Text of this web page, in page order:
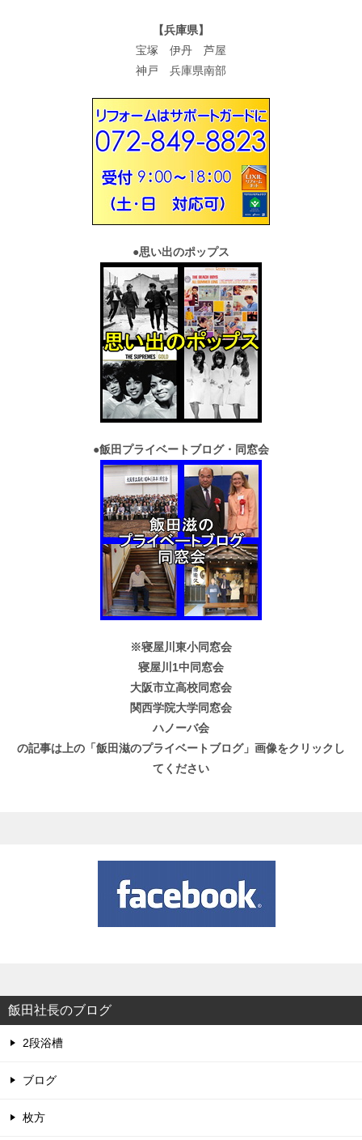
【兵庫県】
宝塚 伊丹 芦屋
神戸 兵庫県南部
●思い出のポップス
●飯田プライベートブログ・同窓会
※寝屋川東小同窓会
寝屋川1中同窓会
大阪市立高校同窓会
関西学院大学同窓会
ハノーバ会
の記事は上の「飯田滋のプライベートブログ」画像をクリックし
てください
飯田社長のブログ
2段浴槽
ブログ
枚方